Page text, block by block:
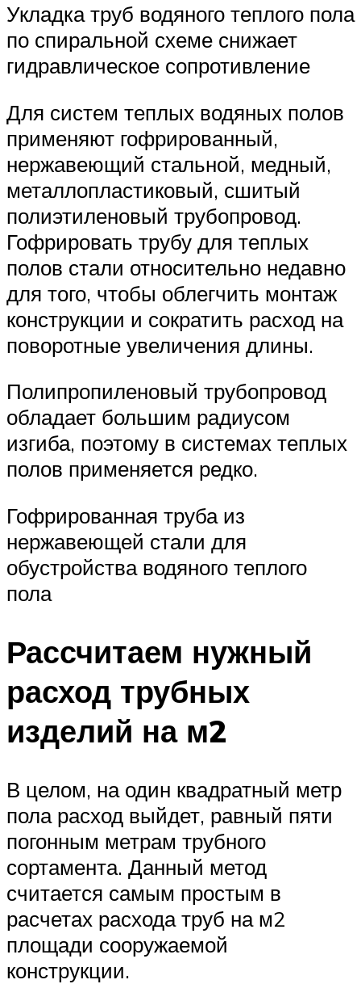
Укладка труб водяного теплого пола
по спиральной схеме снижает
гидравлическое сопротивление
Для систем теплых водяных полов
применяют гофрированный,
нержавеющий стальной, медный,
металлопластиковый, сшитый
полиэтиленовый трубопровод.
Гофрировать трубу для теплых
полов стали относительно недавно
для того, чтобы облегчить монтаж
конструкции и сократить расход на
поворотные увеличения длины.
Полипропиленовый трубопровод
обладает большим радиусом
изгиба, поэтому в системах теплых
полов применяется редко.
Гофрированная труба из
нержавеющей стали для
обустройства водяного теплого
пола
Рассчитаем нужный
расход трубных
изделий на м2
В целом, на один квадратный метр
пола расход выйдет, равный пяти
погонным метрам трубного
сортамента. Данный метод
считается самым простым в
расчетах расхода труб на м2
площади сооружаемой
конструкции.